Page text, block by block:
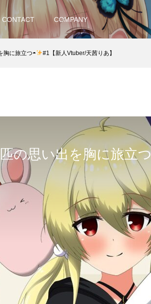
CONTACT COMPANY
胸に旅立つ◓ #1【新人Vtuber/天茜りあ】
の思い出を胸に旅立つ